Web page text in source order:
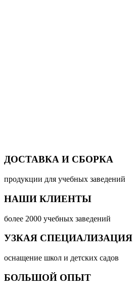
ДОСТАВКА И СБОРКА
продукции для учебных заведений
НАШИ КЛИЕНТЫ
более 2000 учебных заведений
УЗКАЯ СПЕЦИАЛИЗАЦИЯ
оснащение школ и детских садов
БОЛЬШОЙ ОПЫТ